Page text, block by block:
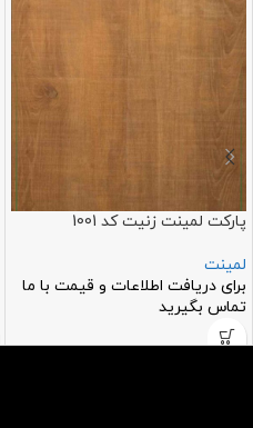
پارکت لمینت زنیت کد 1001
لمینت
برای دریافت اطلاعات و قیمت با ما
تماس بگیرید